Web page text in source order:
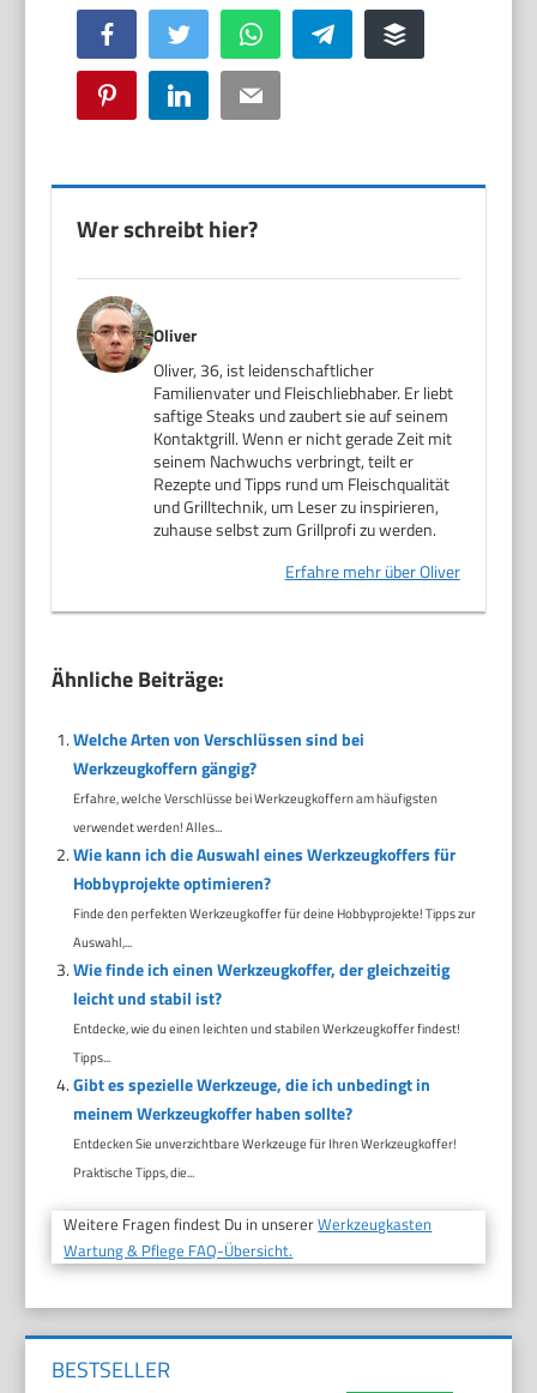
Facebook Twitter WhatsApp Telegram Buffer
Pinterest LinkedIn Email
Wer schreibt hier?
Oliver
Oliver, 36, ist leidenschaftlicher
Familienvater und Fleischliebhaber. Er liebt
saftige Steaks und zaubert sie auf seinem
Kontaktgrill. Wenn er nicht gerade Zeit mit
seinem Nachwuchs verbringt, teilt er
Rezepte und Tipps rund um Fleischqualität
und Grilltechnik, um Leser zu inspirieren,
zuhause selbst zum Grillprofi zu werden.
Erfahre mehr über Oliver
Ähnliche Beiträge:
Welche Arten von Verschlüssen sind bei
Werkzeugkoffern gängig?
Erfahre, welche Verschlüsse bei Werkzeugkoffern am häufigsten
verwendet werden! Alles...
Wie kann ich die Auswahl eines Werkzeugkoffers für
Hobbyprojekte optimieren?
Finde den perfekten Werkzeugkoffer für deine Hobbyprojekte! Tipps zur
Auswahl,...
Wie finde ich einen Werkzeugkoffer, der gleichzeitig
leicht und stabil ist?
Entdecke, wie du einen leichten und stabilen Werkzeugkoffer findest!
Tipps...
Gibt es spezielle Werkzeuge, die ich unbedingt in
meinem Werkzeugkoffer haben sollte?
Entdecken Sie unverzichtbare Werkzeuge für Ihren Werkzeugkoffer!
Praktische Tipps, die...
Weitere Fragen findest Du in unsererWerkzeugkasten
Wartung & Pflege FAQ-Übersicht.
BESTSELLER